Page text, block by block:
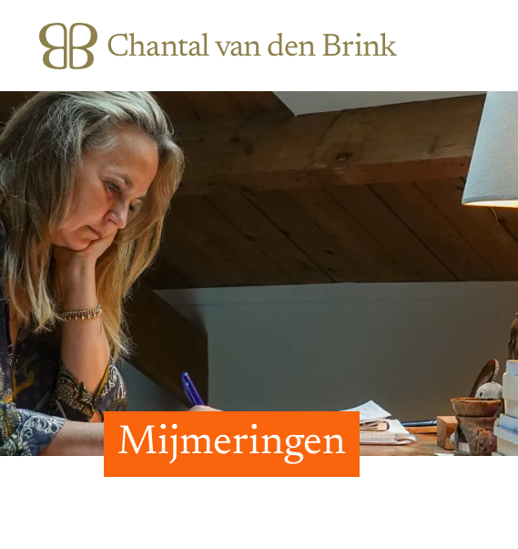
Chantal van den Brink
Mijmeringen